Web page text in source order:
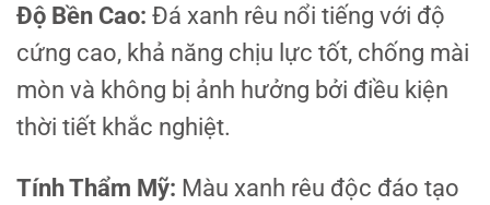
Độ Bền Cao: Đá xanh rêu nổi tiếng với độ
cứng cao, khả năng chịu lực tốt, chống mài
mòn và không bị ảnh hưởng bởi điều kiện
thời tiết khắc nghiệt.
Tính Thẩm Mỹ: Màu xanh rêu độc đáo tạo